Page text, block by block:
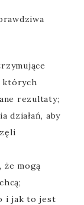
których
rezultaty;
działań, aby
że mogą
i jak to jest